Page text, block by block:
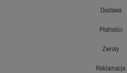
dostawa
płatności
zwroty
reklamacje